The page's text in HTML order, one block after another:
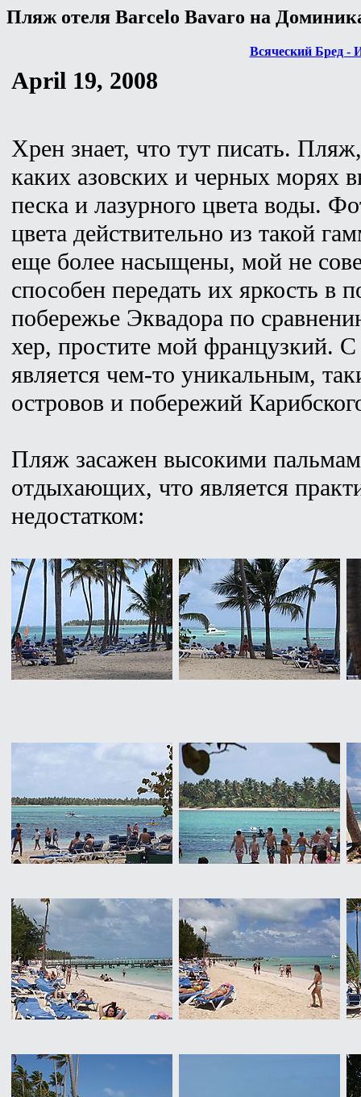
Пляж отеля Barcelo Bavaro на
Всяческий Бред -
April 19, 2008
Хрен знает, что тут писать.
каких азовских и черных морях
песка и лазурного цвета воды.
цвета действительно из такой
еще более насыщены, мой не
способен передать их яркость в
побережье Эквадора по
хер, простите мой французкий.
является чем-то уникальным,
островов и побережий
Пляж засажен высокими
отдыхающих, что является
недостатком: